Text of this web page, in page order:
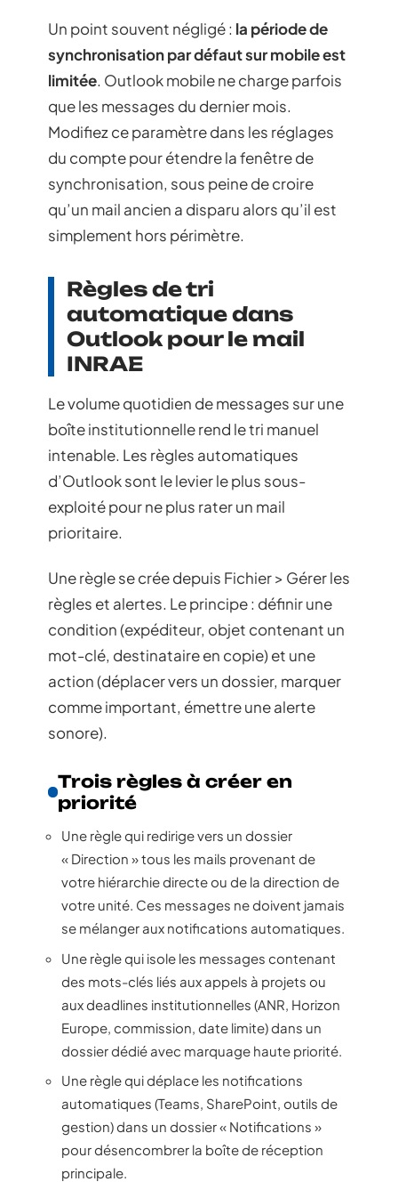
Un point souvent négligé : la période de
synchronisation par défaut sur mobile est
limitée. Outlook mobile ne charge parfois
que les messages du dernier mois.
Modifiez ce paramètre dans les réglages
du compte pour étendre la fenêtre de
synchronisation, sous peine de croire
qu’un mail ancien a disparu alors qu’il est
simplement hors périmètre.
Règles de tri
automatique dans
Outlook pour le mail
INRAE
Le volume quotidien de messages sur une
boîte institutionnelle rend le tri manuel
intenable. Les règles automatiques
d’Outlook sont le levier le plus sous-
exploité pour ne plus rater un mail
prioritaire.
Une règle se crée depuis Fichier > Gérer les
règles et alertes. Le principe : définir une
condition (expéditeur, objet contenant un
mot-clé, destinataire en copie) et une
action (déplacer vers un dossier, marquer
comme important, émettre une alerte
sonore).
Trois règles à créer en
priorité
Une règle qui redirige vers un dossier
« Direction » tous les mails provenant de
votre hiérarchie directe ou de la direction de
votre unité. Ces messages ne doivent jamais
se mélanger aux notifications automatiques.
Une règle qui isole les messages contenant
des mots-clés liés aux appels à projets ou
aux deadlines institutionnelles (ANR, Horizon
Europe, commission, date limite) dans un
dossier dédié avec marquage haute priorité.
Une règle qui déplace les notifications
automatiques (Teams, SharePoint, outils de
gestion) dans un dossier « Notifications »
pour désencombrer la boîte de réception
principale.